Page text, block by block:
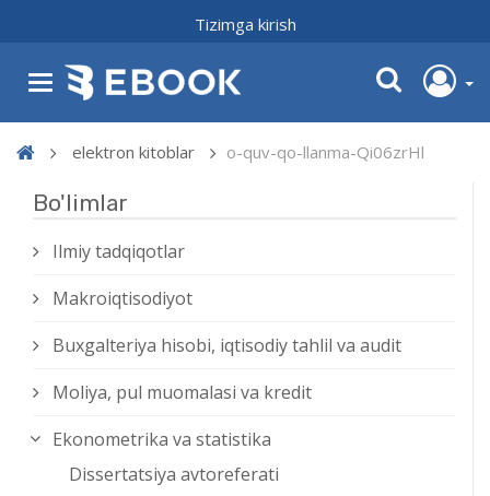
Tizimga kirish
elektron kitoblar o-quv-qo-llanma-Qi06zrHl
Bo'limlar
Ilmiy tadqiqotlar
Makroiqtisodiyot
Buxgalteriya hisobi, iqtisodiy tahlil va audit
Moliya, pul muomalasi va kredit
Ekonometrika va statistika
Dissertatsiya avtoreferati